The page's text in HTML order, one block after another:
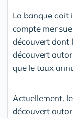
La banque doit
compte
découvert dont
découvert
que le taux
Actuellement,
découvert